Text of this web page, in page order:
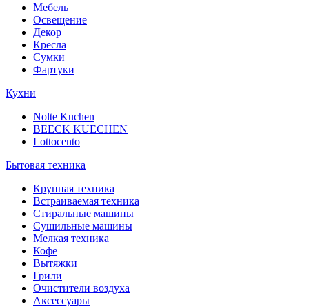
Мебель
Освещение
Декор
Кресла
Сумки
Фартуки
Кухни
Nolte Kuchen
BEECK KUECHEN
Lottocento
Бытовая техника
Крупная техника
Встраиваемая техника
Стиральные машины
Сушильные машины
Мелкая техника
Кофе
Вытяжки
Грили
Очистители воздуха
Аксессуары